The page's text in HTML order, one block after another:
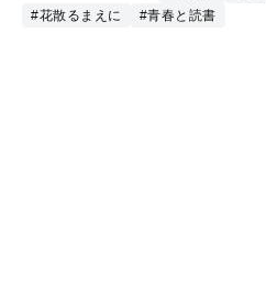
#花散るまえに
#青春と読書